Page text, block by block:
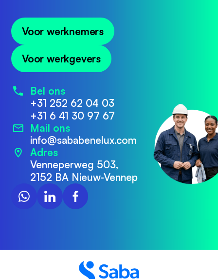
Voor werknemers
Voor werkgevers
Bel ons
+31 252 62 04 03
+31 6 41 30 97 67
Mail ons
info@sababenelux.com
Adres
Venneperweg 503,
2152 BA Nieuw-Vennep